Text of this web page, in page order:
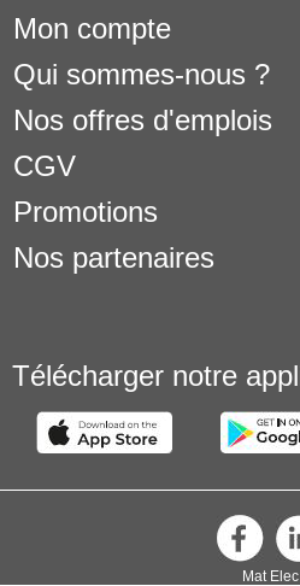
Mon compte
Qui sommes-nous ?
Nos offres d'emplois
CGV
Promotions
Nos partenaires
Télécharger notre
Mat Elec